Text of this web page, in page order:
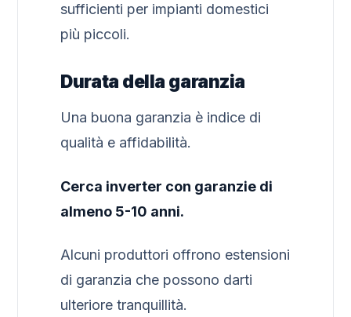
sufficienti per impianti domestici
più piccoli.
Durata della garanzia
Una buona garanzia è indice di
qualità e affidabilità.
Cerca inverter con garanzie di
almeno 5-10 anni.
Alcuni produttori offrono estensioni
di garanzia che possono darti
ulteriore tranquillità.